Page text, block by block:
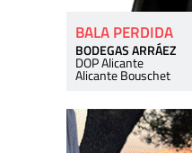
BALA PERDIDA
BODEGAS ARRÁEZ
DOP Alicante
Alicante Bouschet